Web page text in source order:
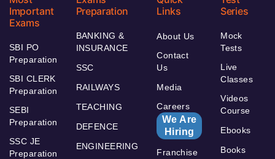
Important
Exams
SBI PO
Preparation
SBI CLERK
Preparation
SEBI
Preparation
SSC JE
Preparation
Preparation
BANKING &
INSURANCE
SSC
RAILWAYS
TEACHING
DEFENCE
ENGINEERING
Links
About Us
Contact
Us
Media
Careers
We Are
Hiring
Franchise
Series
Mock
Tests
Live
Classes
Videos
Course
Ebooks
Books